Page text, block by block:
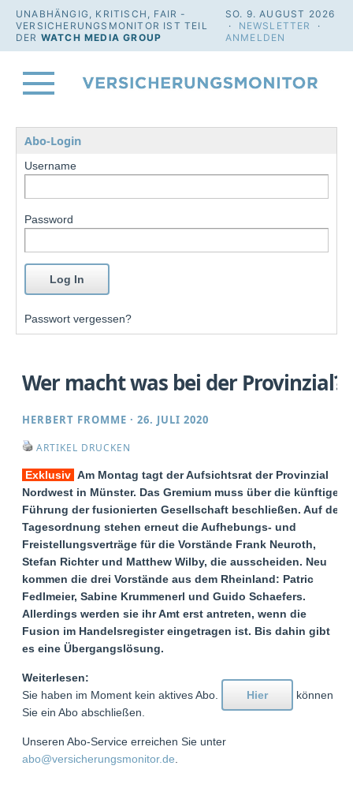
UNABHÄNGIG, KRITISCH, FAIR -
VERSICHERUNGSMONITOR IST TEIL
DER WATCH MEDIA GROUP
SO. 9. AUGUST 2026
· NEWSLETTER
·
ANMELDEN
Abo-Login
Username
Password
Passwort vergessen?
Wer macht was bei der Provinzial?
HERBERT FROMME ·26. JULI 2020
ARTIKEL DRUCKEN
Exklusiv Am Montag tagt der Aufsichtsrat der Provinzial
Nordwest in Münster. Das Gremium muss über die künftige
Führung der fusionierten Gesellschaft beschließen. Auf der
Tagesordnung stehen erneut die Aufhebungs- und
Freistellungsverträge für die Vorstände Frank Neuroth,
Stefan Richter und Matthew Wilby, die ausscheiden. Neu
kommen die drei Vorstände aus dem Rheinland: Patric
Fedlmeier, Sabine Krummenerl und Guido Schaefers.
Allerdings werden sie ihr Amt erst antreten, wenn die
Fusion im Handelsregister eingetragen ist. Bis dahin gibt
es eine Übergangslösung.
Weiterlesen:
Sie haben im Moment kein aktives Abo.
Hier
können
Sie ein Abo abschließen.
Unseren Abo-Service erreichen Sie unter
abo@versicherungsmonitor.de